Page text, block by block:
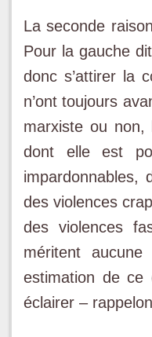
La seconde
Pour la gauche
donc s’attirer la
n’ont toujours
marxiste ou non,
dont elle est
impardonnables,
des violences
des violences
méritent
estimation de ce
éclairer –